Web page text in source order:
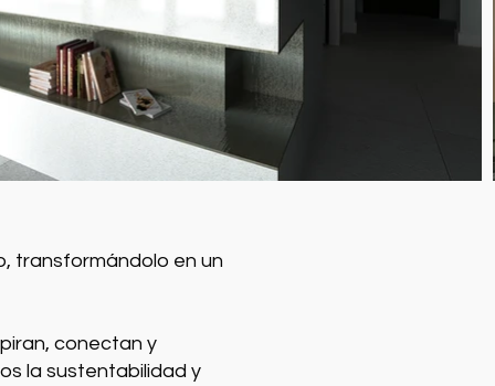
transformándolo en un
conectan y
la sustentabilidad y